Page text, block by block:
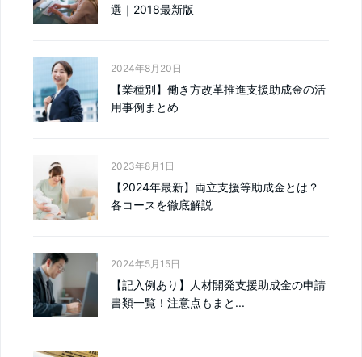
選｜2018最新版
2024年8月20日
【業種別】働き方改革推進支援助成金の活
用事例まとめ
2023年8月1日
【2024年最新】両立支援等助成金とは？
各コースを徹底解説
2024年5月15日
【記入例あり】人材開発支援助成金の申請
書類一覧！注意点もまと...